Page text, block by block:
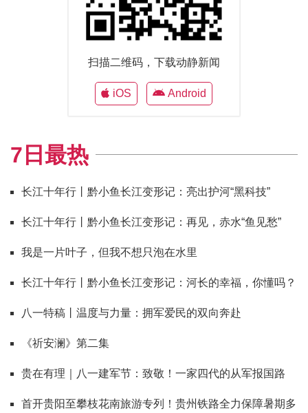
扫描二维码，下载动静新闻
iOS Android
7日最热
长江十年行丨黔小鱼长江变形记：亮出护河“黑科技”
长江十年行丨黔小鱼长江变形记：再见，赤水“鱼见愁”
我是一片叶子，但我不想只泡在水里
长江十年行丨黔小鱼长江变形记：河长的幸福，你懂吗？
八一特稿丨温度与力量：拥军爱民的双向奔赴
《祈安澜》第二集
贵在有理｜八一建军节：致敬！一家四代的从军报国路
首开贵阳至攀枝花南旅游专列！贵州铁路全力保障暑期多